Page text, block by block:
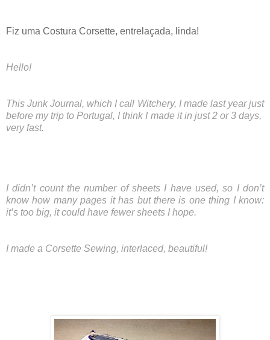
Fiz uma Costura Corsette, entrelaçada, linda!
Hello!
This Junk Journal, which I call Witchery, I made last year just
before my trip to Portugal, I think I made it in just 2 or 3 days,
very fast.
I didn’t count the number of sheets I have used, so I don’t
know how many pages it has but there is one thing I know:
it’s too big, it could have fewer sheets I hope.
I made a Corsette Sewing, interlaced, beautiful!